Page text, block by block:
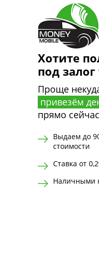
Хотите
под
Проще
привезём
прямо
Выдаем до
стоимости
Ставка от
Наличными